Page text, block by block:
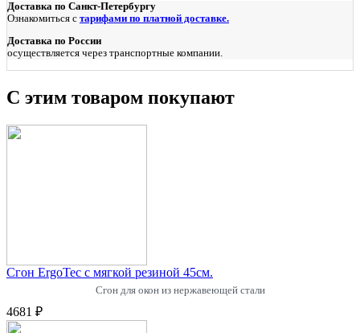
Доставка по Санкт-Петербургу
Ознакомиться с тарифами по платной доставке.
Доставка по России
осуществляется через транспортные компании.
С этим товаром покупают
Сгон ErgoTec с мягкой резиной 45см.
Сгон для окон из нержавеющей стали
4681 ₽